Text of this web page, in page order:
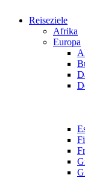
Reiseziele
Afrika
Europa